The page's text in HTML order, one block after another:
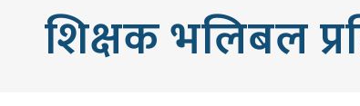
शिक्षक भलिबल